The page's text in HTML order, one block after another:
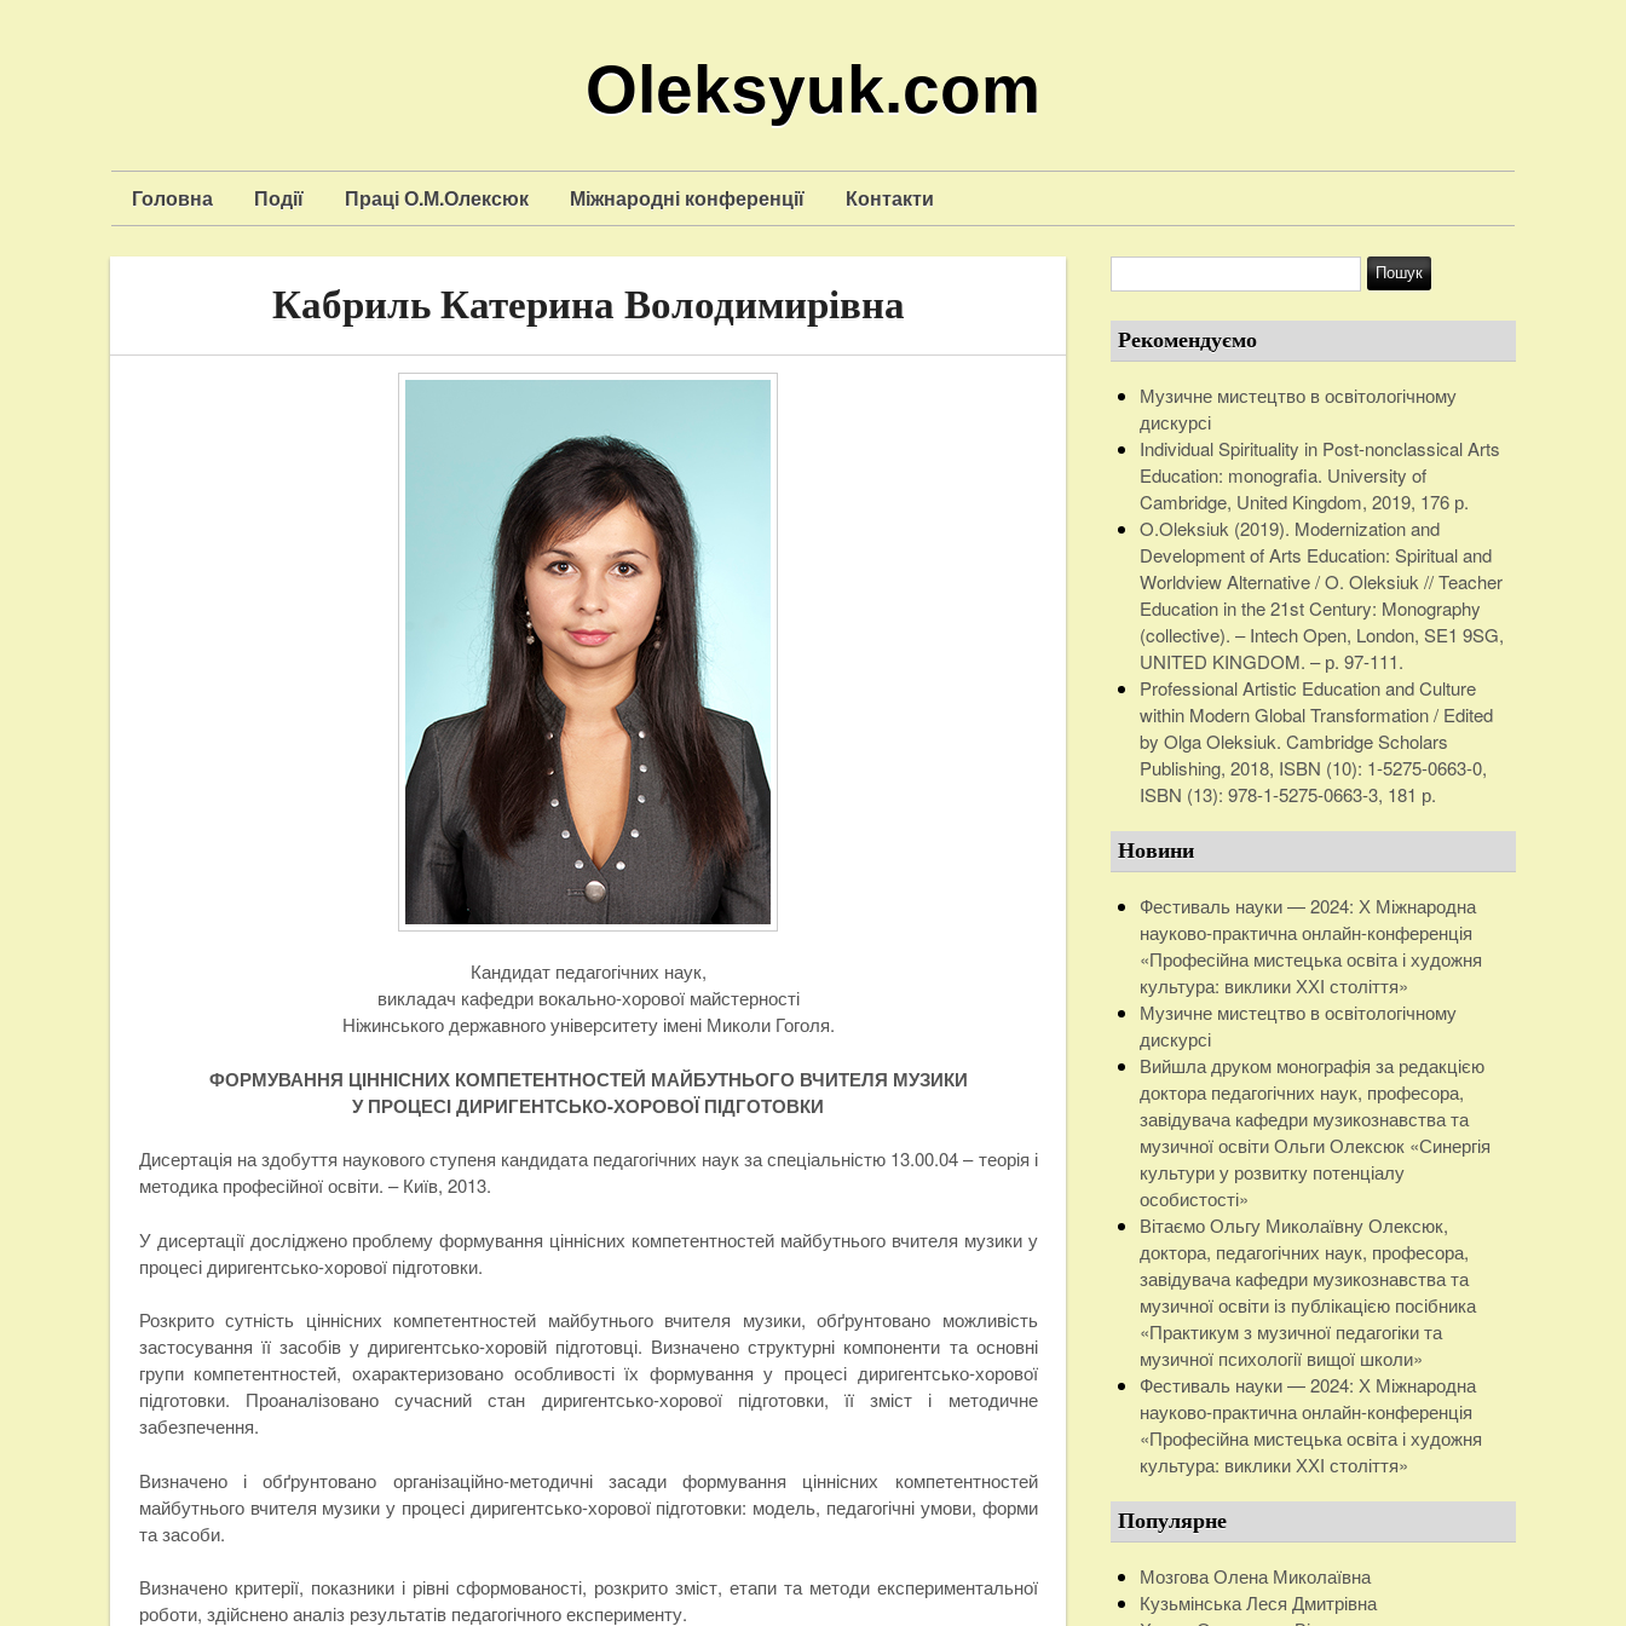
Oleksyuk.com
Головна Події Праці О.М.Олексюк Міжнародні конференції Контакти
Кабриль Катерина Володимирівна
Кандидат педагогічних наук,
викладач кафедри вокально-хорової майстерності
Ніжинського державного університету імені Миколи Гоголя.
ФОРМУВАННЯ ЦІННІСНИХ КОМПЕТЕНТНОСТЕЙ МАЙБУТНЬОГО ВЧИТЕЛЯ МУЗИКИ
У ПРОЦЕСІ ДИРИГЕНТСЬКО-ХОРОВОЇ ПІДГОТОВКИ
Дисертація на здобуття наукового ступеня кандидата педагогічних наук за спеціальністю 13.00.04 – теорія і
методика професійної освіти. – Київ, 2013.
У дисертації досліджено проблему формування ціннісних компетентностей майбутнього вчителя музики у
процесі диригентсько-хорової підготовки.
Розкрито сутність ціннісних компетентностей майбутнього вчителя музики, обґрунтовано можливість
застосування її засобів у диригентсько-хоровій підготовці. Визначено структурні компоненти та основні
групи компетентностей, охарактеризовано особливості їх формування у процесі диригентсько-хорової
підготовки. Проаналізовано сучасний стан диригентсько-хорової підготовки, її зміст і методичне
забезпечення.
Визначено і обґрунтовано організаційно-методичні засади формування ціннісних компетентностей
майбутнього вчителя музики у процесі диригентсько-хорової підготовки: модель, педагогічні умови, форми
та засоби.
Визначено критерії, показники і рівні сформованості, розкрито зміст, етапи та методи експериментальної
роботи, здійснено аналіз результатів педагогічного експерименту.
Рекомендуємо
Музичне мистецтво в освітологічному
дискурсі
Individual Spirituality in Post-nonclassical Arts
Education: monografia. University of
Cambridge, United Kingdom, 2019, 176 р.
O.Oleksiuk (2019). Modernization and
Development of Arts Education: Spiritual and
Worldview Alternative / O. Oleksiuk // Teacher
Education in the 21st Century: Monography
(collective). – Intech Open, London, SE1 9SG,
UNITED KINGDOM. – р. 97-111.
Professional Artistic Education and Culture
within Modern Global Transformation / Edited
by Olga Oleksiuk. Cambridge Scholars
Publishing, 2018, ISBN (10): 1-5275-0663-0,
ISBN (13): 978-1-5275-0663-3, 181 р.
Новини
Фестиваль науки — 2024: Х Міжнародна
науково-практична онлайн-конференція
«Професійна мистецька освіта і художня
культура: виклики ХХІ століття»
Музичне мистецтво в освітологічному
дискурсі
Вийшла друком монографія за редакцією
доктора педагогічних наук, професора,
завідувача кафедри музикознавства та
музичної освіти Ольги Олексюк «Синергія
культури у розвитку потенціалу
особистості»
Вітаємо Ольгу Миколаївну Олексюк,
доктора, педагогічних наук, професора,
завідувача кафедри музикознавства та
музичної освіти із публікацією посібника
«Практикум з музичної педагогіки та
музичної психології вищої школи»
Фестиваль науки — 2024: Х Міжнародна
науково-практична онлайн-конференція
«Професійна мистецька освіта і художня
культура: виклики ХХІ століття»
Популярне
Мозгова Олена Миколаївна
Кузьмінська Леся Дмитрівна